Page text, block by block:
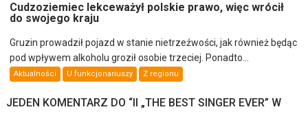
Cudzoziemiec lekceważył polskie prawo, więc wrócił
do swojego kraju
Gruzin prowadził pojazd w stanie nietrzeźwości, jak również będąc
pod wpływem alkoholu groził osobie trzeciej. Ponadto...
Aktualności U funkcjonariuszy Z regionu
JEDEN KOMENTARZ DO “II „THE BEST SINGER EVER” W